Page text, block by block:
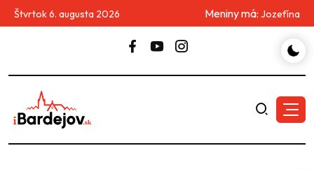
Štvrtok 6. augusta 2026 Meniny má: Jozefína